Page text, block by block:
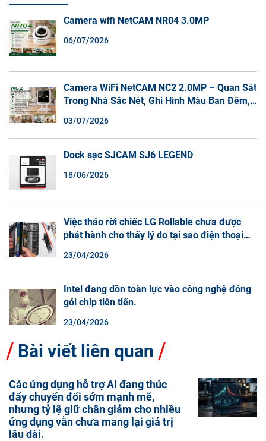
Camera wifi NetCAM NR04 3.0MP
06/07/2026
Camera WiFi NetCAM NC2 2.0MP – Quan Sát
Trong Nhà Sắc Nét, Ghi Hình Màu Ban Đêm,
03/07/2026
Dock sạc SJCAM SJ6 LEGEND
18/06/2026
Việc tháo rời chiếc LG Rollable chưa được
phát hành cho thấy lý do tại sao điện thoại
23/04/2026
Intel đang dồn toàn lực vào công nghệ đóng
gói chip tiên tiến.
23/04/2026
Bài viết liên quan
Các ứng dụng hỗ trợ AI đang thúc
đẩy chuyển đổi sớm mạnh mẽ,
nhưng tỷ lệ giữ chân giảm cho nhiều
ứng dụng vẫn chưa mang lại giá trị
lâu dài.